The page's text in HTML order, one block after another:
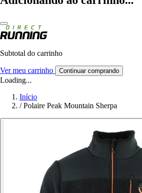
Subtotal do carrinho
Ver meu carrinho Continuar comprando
Loading...
Início
/ Polaire Peak Mountain Sherpa